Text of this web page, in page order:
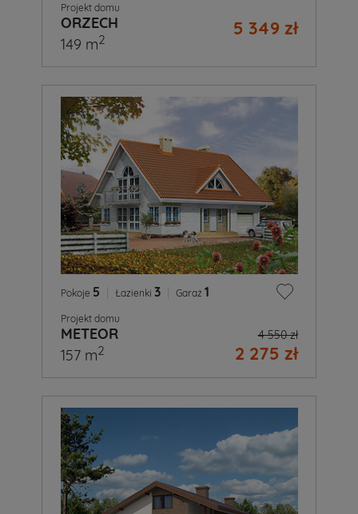
Projekt domu
ORZECH 5 349 zł
149 m2
Pokoje 5 Łazienki 3 Garaż 1
Projekt domu
METEOR 4 550 zł
2 275 zł
157 m2